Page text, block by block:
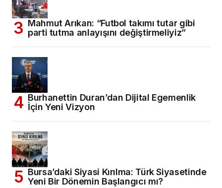
Mahmut Arıkan: “Futbol takımı tutar gibi
parti tutma anlayışını değiştirmeliyiz”
Burhanettin Duran’dan Dijital Egemenlik
İçin Yeni Vizyon
Bursa’daki Siyasi Kırılma: Türk Siyasetinde
Yeni Bir Dönemin Başlangıcı mı?